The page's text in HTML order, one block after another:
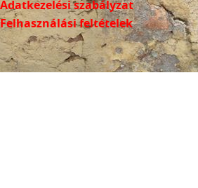
Adatkezelési szabályzat
Felhasználási feltételek